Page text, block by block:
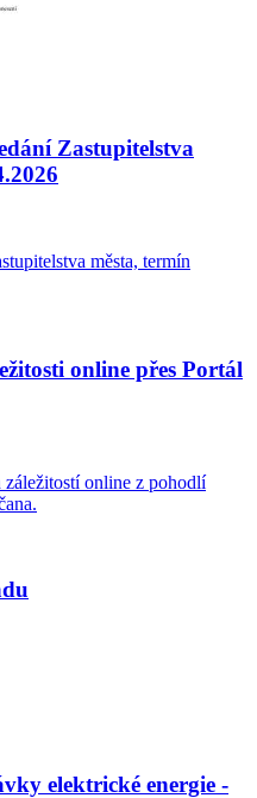
Zastupitelstva
města, termín
online přes Portál
online z pohodlí
elektrické energie -